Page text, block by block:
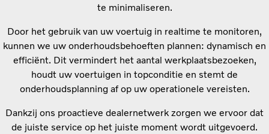
te minimaliseren.
Door het gebruik van uw voertuig in realtime te monitoren,
kunnen we uw onderhoudsbehoeften plannen: dynamisch en
efficiënt. Dit vermindert het aantal werkplaatsbezoeken,
houdt uw voertuigen in topconditie en stemt de
onderhoudsplanning af op uw operationele vereisten.
Dankzij ons proactieve dealernetwerk zorgen we ervoor dat
de juiste service op het juiste moment wordt uitgevoerd.